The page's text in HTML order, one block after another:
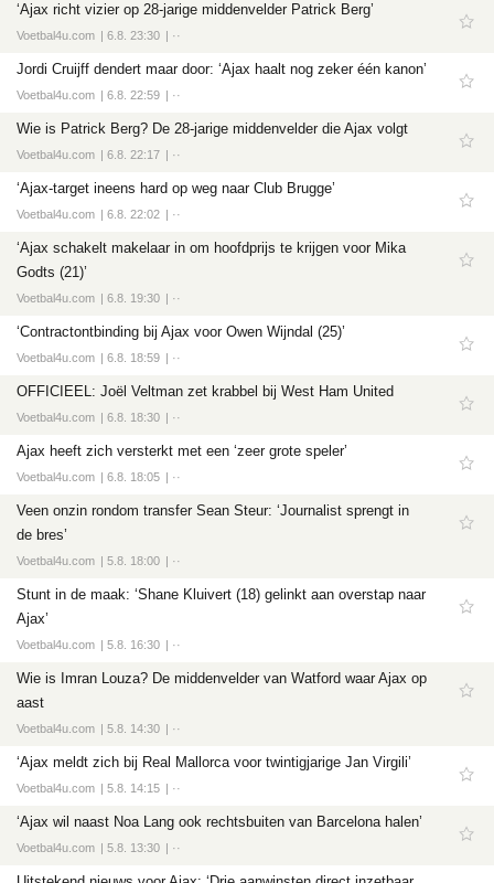
‘Ajax richt vizier op 28-jarige middenvelder Patrick Berg’
Voetbal4u.com 6.8. 23:30 ··
Jordi Cruijff dendert maar door: ‘Ajax haalt nog zeker één kanon’
Voetbal4u.com 6.8. 22:59 ··
Wie is Patrick Berg? De 28-jarige middenvelder die Ajax volgt
Voetbal4u.com 6.8. 22:17 ··
‘Ajax-target ineens hard op weg naar Club Brugge’
Voetbal4u.com 6.8. 22:02 ··
‘Ajax schakelt makelaar in om hoofdprijs te krijgen voor Mika
Godts (21)’
Voetbal4u.com 6.8. 19:30 ··
‘Contractontbinding bij Ajax voor Owen Wijndal (25)’
Voetbal4u.com 6.8. 18:59 ··
OFFICIEEL: Joël Veltman zet krabbel bij West Ham United
Voetbal4u.com 6.8. 18:30 ··
Ajax heeft zich versterkt met een ‘zeer grote speler’
Voetbal4u.com 6.8. 18:05 ··
Veen onzin rondom transfer Sean Steur: ‘Journalist sprengt in
de bres’
Voetbal4u.com 5.8. 18:00 ··
Stunt in de maak: ‘Shane Kluivert (18) gelinkt aan overstap naar
Ajax’
Voetbal4u.com 5.8. 16:30 ··
Wie is Imran Louza? De middenvelder van Watford waar Ajax op
aast
Voetbal4u.com 5.8. 14:30 ··
‘Ajax meldt zich bij Real Mallorca voor twintigjarige Jan Virgili’
Voetbal4u.com 5.8. 14:15 ··
‘Ajax wil naast Noa Lang ook rechtsbuiten van Barcelona halen’
Voetbal4u.com 5.8. 13:30 ··